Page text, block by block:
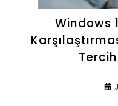
Windows